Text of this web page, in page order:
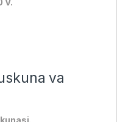
va